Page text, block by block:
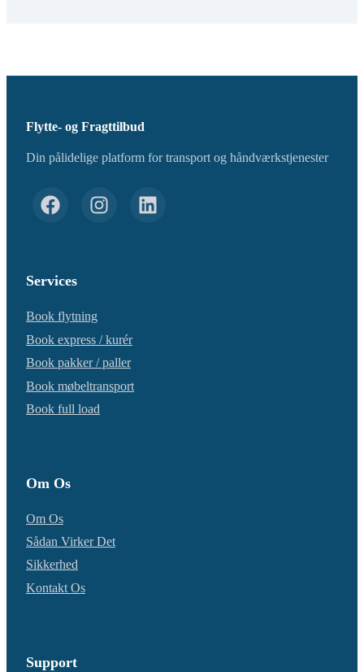
Flytte- og Fragttilbud
Din pålidelige platform for transport og håndværkstjenester
Services
Book flytning
Book express / kurér
Book pakker / paller
Book møbeltransport
Book full load
Om Os
Om Os
Sådan Virker Det
Sikkerhed
Kontakt Os
Support